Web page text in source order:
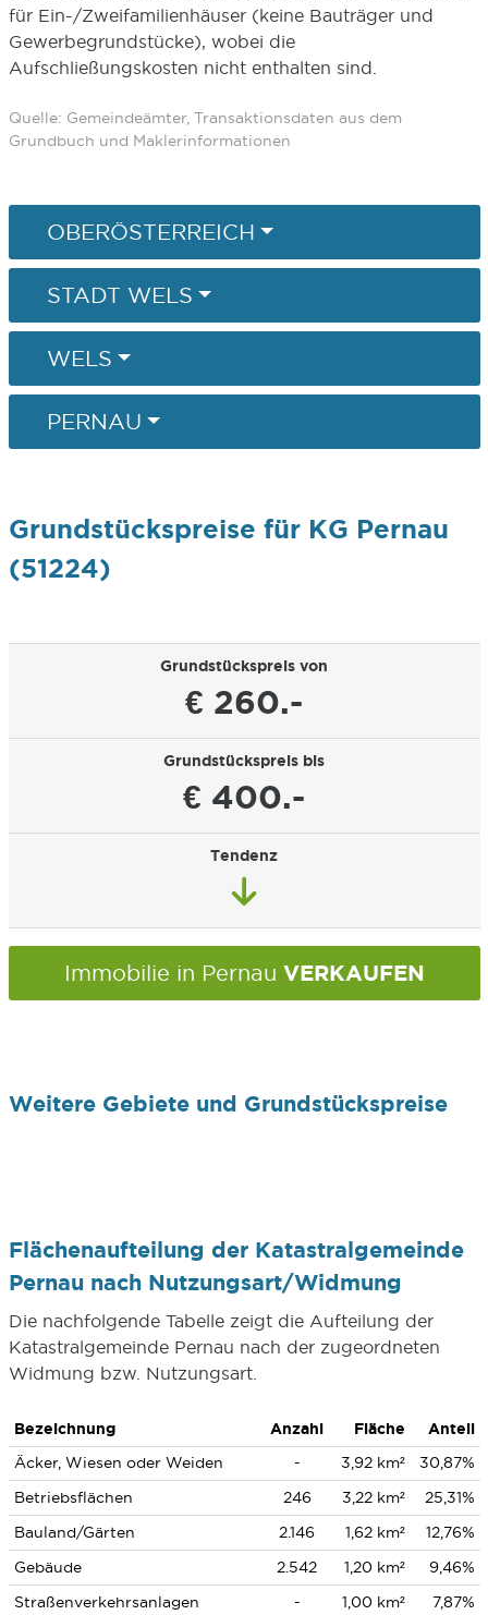
für Ein-/Zweifamilienhäuser (keine Bauträger und
Gewerbegrundstücke), wobei die
Aufschließungskosten nicht enthalten sind.
Quelle: Gemeindeämter, Transaktionsdaten aus dem
Grundbuch und Maklerinformationen
OBERÖSTERREICH
STADT WELS
WELS
PERNAU
Grundstückspreise für KG Pernau
(51224)
Grundstückspreis von
€ 260.-
Grundstückspreis bis
€ 400.-
Tendenz
Immobilie in Pernau VERKAUFEN
Weitere Gebiete und Grundstückspreise
Flächenaufteilung der Katastralgemeinde
Pernau nach Nutzungsart/Widmung
Die nachfolgende Tabelle zeigt die Aufteilung der
Katastralgemeinde Pernau nach der zugeordneten
Widmung bzw. Nutzungsart.
Bezeichnung Anzahl Fläche
Anteil
Äcker, Wiesen oder Weiden
- 3,92 km²
30,87%
Betriebsflächen
246 3,22 km²
25,31%
Bauland/Gärten
2.146 1,62 km²
12,76%
Gebäude
2.542 1,20 km²
9,46%
Straßenverkehrsanlagen
- 1,00 km² 7,87%